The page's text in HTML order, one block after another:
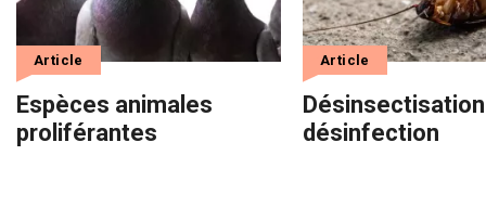
Espèces animales
proliférantes
Article
désinfection
Article